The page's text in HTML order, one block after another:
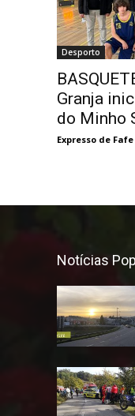
Desporto
Granja
do Minho
Expresso de Fafe
Notícias